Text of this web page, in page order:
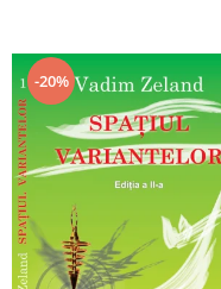
Dumnezeu
-20%